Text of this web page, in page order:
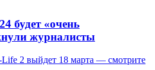
будет «очень
журналисты
2 выйдет 18 марта — смотрите